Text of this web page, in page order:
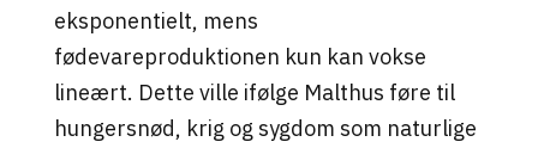
eksponentielt, mens
fødevareproduktionen kun kan vokse
lineært. Dette ville ifølge Malthus føre til
hungersnød, krig og sygdom som naturlige